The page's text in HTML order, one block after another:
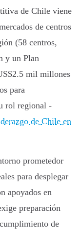
de Chile viene
de centros
(58 centros,
y un Plan
mil millones
para
rol regional -
de Chile en
prometedor
para desplegar
apoyados en
preparación
de